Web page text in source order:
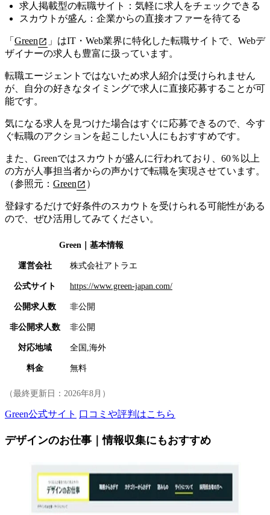
求人掲載型の転職サイト：気軽に求人をチェックできる
スカウトが盛ん：企業からの直接オファーを待てる
「 Green
」はIT・Web業界に特化した転職サイトで、Webデ
ザイナーの求人も豊富に扱っています。
転職エージェントではないため求人紹介は受けられません
が、自分の好きなタイミングで求人に直接応募することが可
能です。
気になる求人を見つけた場合はすぐに応募できるので、今す
ぐ転職のアクションを起こしたい人にもおすすめです。
また、Greenではスカウトが盛んに行われており、 60％以上
の方が人事担当者からの声かけで転職を実現させています。
（参照元： Green ）
登録するだけで好条件のスカウトを受けられる可能性がある
ので、ぜひ活用してみてください。
Green｜基本情報
運営会社 株式会社アトラエ
公式サイト https://www.green-japan.com/
公開求人数 非公開
非公開求人数 非公開
対応地域 全国,海外
料金 無料
（最終更新日： 2026年8月 ）
Green公式サイト 口コミや評判はこちら
デザインのお仕事｜情報収集にもおすすめ